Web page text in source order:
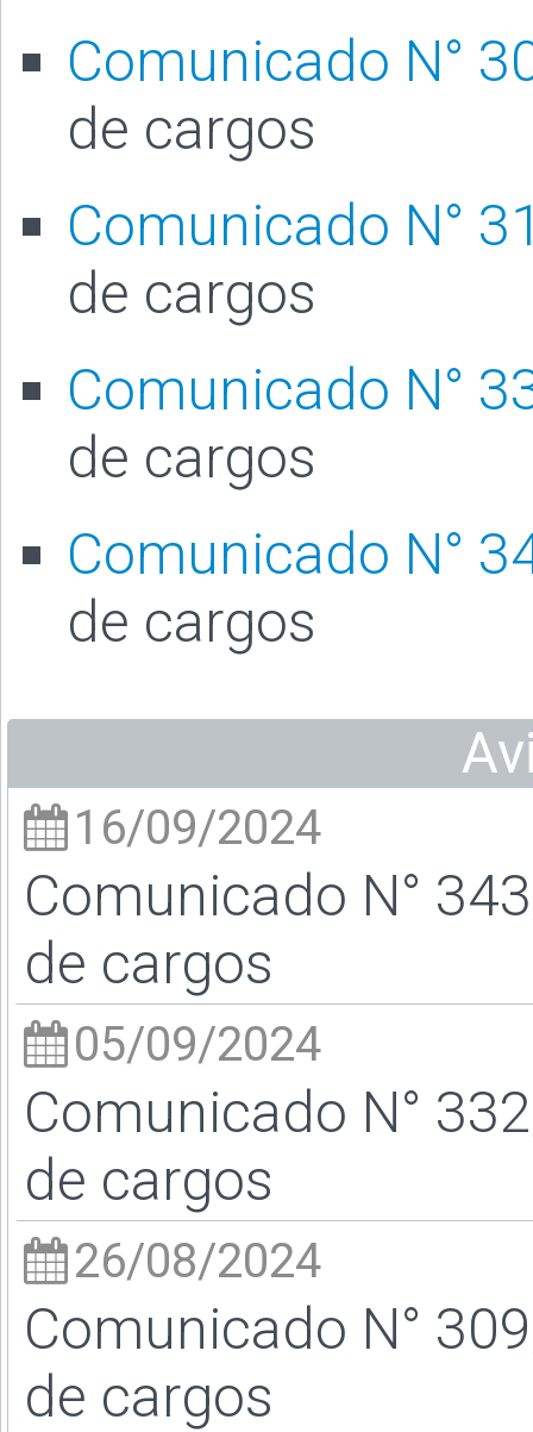
Comunicado N°
de cargos
Comunicado N°
de cargos
Comunicado N°
de cargos
Comunicado N°
de cargos
16/09/2024
Comunicado N°
de cargos
05/09/2024
Comunicado N°
de cargos
26/08/2024
Comunicado N°
de cargos